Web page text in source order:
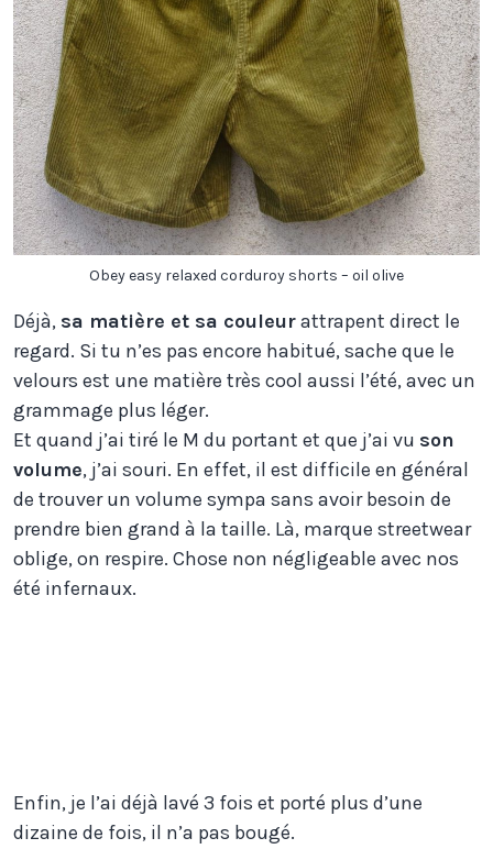
Obey easy relaxed corduroy shorts – oil olive
Déjà, sa matière et sa couleurattrapent direct le
regard. Si tu n’es pas encore habitué, sache que le
velours est une matière très cool aussi l’été, avec un
grammage plus léger.
Et quand j’ai tiré le M du portant et que j’ai vu son
volume, j’ai souri. En effet, il est difficile en général
de trouver un volume sympa sans avoir besoin de
prendre bien grand à la taille. Là, marque streetwear
oblige, on respire. Chose non négligeable avec nos
été infernaux.
Enfin, je l’ai déjà lavé 3 fois et porté plus d’une
dizaine de fois, il n’a pas bougé.